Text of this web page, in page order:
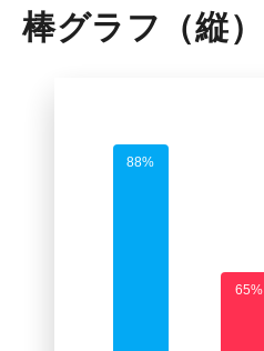
棒グラフ（縦）
88%
65%